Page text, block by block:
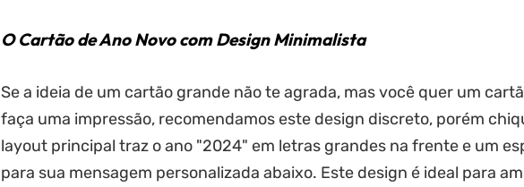
O Cartão de Ano Novo com Design Minimalista
Se a ideia de um cartão grande não te agrada, mas você quer um
faça uma impressão, recomendamos este design discreto, porém
layout principal traz o ano "2024" em letras grandes na frente e um
para sua mensagem personalizada abaixo. Este design é ideal para